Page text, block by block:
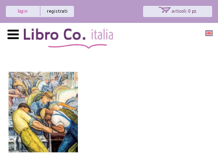
articoli: 0 pz.
registrati
login